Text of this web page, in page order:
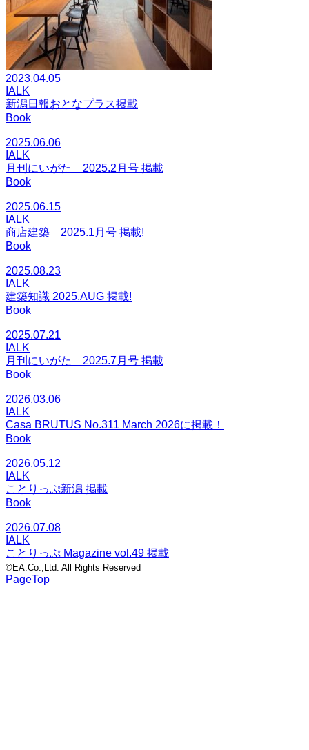
2023.04.05
IALK
新潟日報おとなプラス掲載
Book
2025.06.06
IALK
月刊にいがた 2025.2月号 掲載
Book
2025.06.15
IALK
商店建築 2025.1月号 掲載!
Book
2025.08.23
IALK
建築知識 2025.AUG 掲載!
Book
2025.07.21
IALK
月刊にいがた 2025.7月号 掲載
Book
2026.03.06
IALK
Casa BRUTUS No.311 March 2026に掲載！
Book
2026.05.12
IALK
ことりっぷ新潟 掲載
Book
2026.07.08
IALK
ことりっぷ Magazine vol.49 掲載
©EA.Co.,Ltd. All Rights Reserved
PageTop